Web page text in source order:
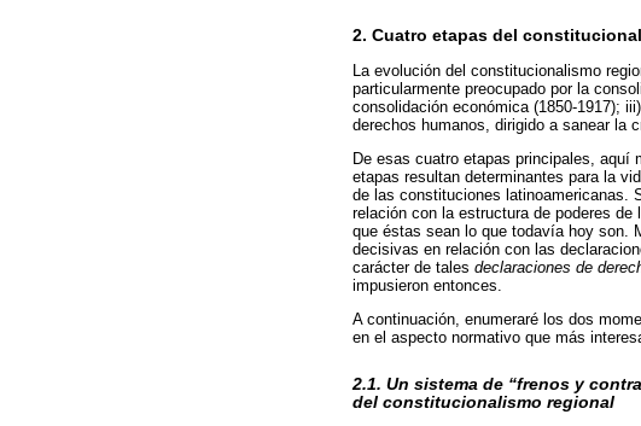
2. Cuatro etapas del
La evolución del constitucionalismo
particularmente preocupado por la
consolidación económica (1850-1917);
derechos humanos, dirigido a sanear la
De esas cuatro etapas principales, aquí
etapas resultan determinantes para la
de las constituciones latinoamericanas.
relación con la estructura de poderes
que éstas sean lo que todavía hoy son.
decisivas en relación con las
carácter de tales declaraciones de
impusieron entonces.
A continuación, enumeraré los dos
en el aspecto normativo que más
2.1. Un sistema de “frenos y
del constitucionalismo regional